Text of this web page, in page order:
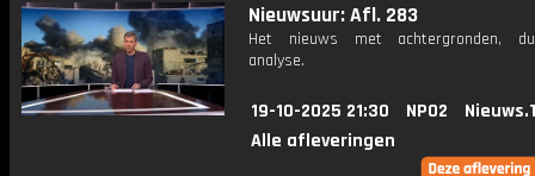
Nieuwsuur: Afl. 283
Het nieuws met achtergronden,
analyse.
19-10-2025 21:30 NPO2
Alle afleveringen